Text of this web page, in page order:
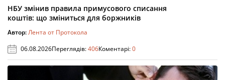
НБУ змінив правила примусового списання
коштів: що зміниться для боржників
Автор:Лента от Протокола
06.08.2026Переглядів:406Коментарі:0